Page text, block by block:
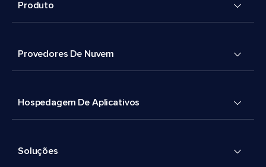
Produto
Provedores De Nuvem
Hospedagem De Aplicativos
Soluções